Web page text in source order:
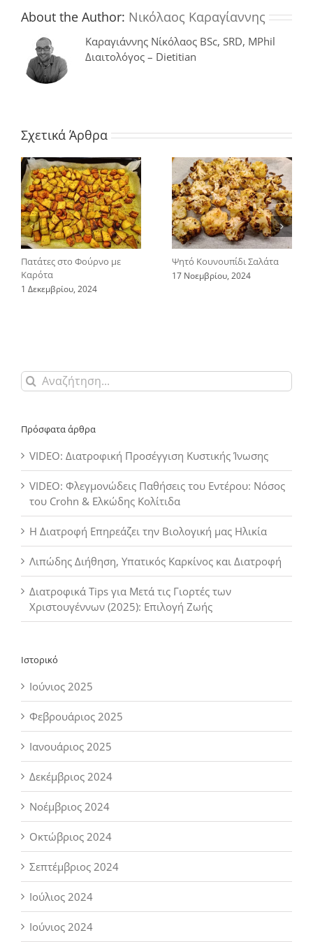
About the Author: Νικόλαος Καραγίαννης
Καραγιάννης Νίκόλαος BSc, SRD, MPhil
Διαιτολόγος – Dietitian
Σχετικά Άρθρα
Πατάτες στο Φούρνο με
Καρότα
1 Δεκεμβρίου, 2024
Ψητό Κουνουπίδι Σαλάτα
17 Νοεμβρίου, 2024
Αναζήτηση
για:
Πρόσφατα άρθρα
VIDEO: Διατροφική Προσέγγιση Κυστικής Ίνωσης
VIDEO: Φλεγμονώδεις Παθήσεις του Εντέρου: Νόσος
του Crohn & Ελκώδης Κολίτιδα
Η Διατροφή Επηρεάζει την Βιολογική μας Ηλικία
Λιπώδης Διήθηση, Υπατικός Καρκίνος και Διατροφή
Διατροφικά Tips για Μετά τις Γιορτές των
Χριστουγέννων (2025): Επιλογή Ζωής
Ιστορικό
Ιούνιος 2025
Φεβρουάριος 2025
Ιανουάριος 2025
Δεκέμβριος 2024
Νοέμβριος 2024
Οκτώβριος 2024
Σεπτέμβριος 2024
Ιούλιος 2024
Ιούνιος 2024